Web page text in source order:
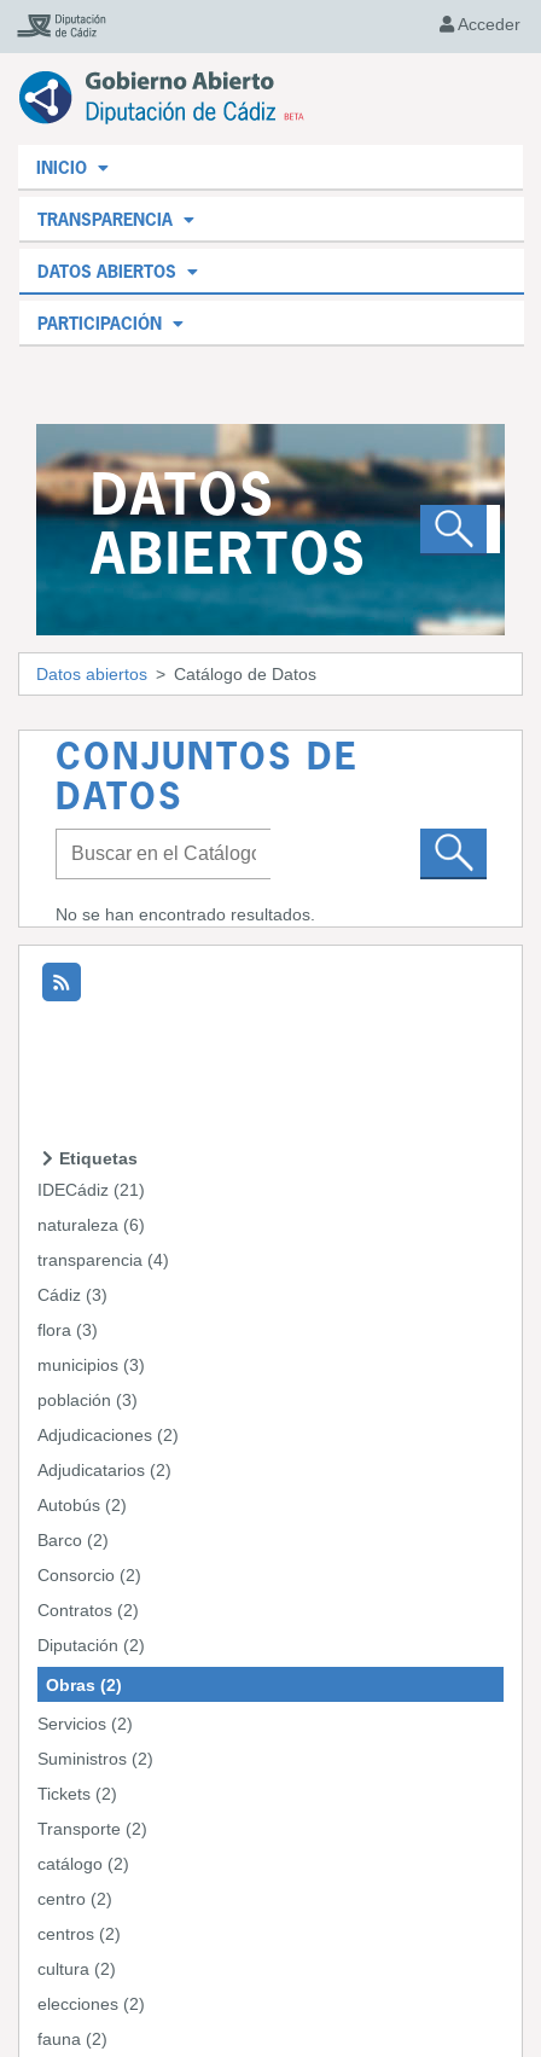
Acceder
INICIO
TRANSPARENCIA
DATOS ABIERTOS
PARTICIPACIÓN
DATOS
ABIERTOS
Datos abiertos Catálogo de Datos
CONJUNTOS DE
DATOS
No se han encontrado resultados.
Etiquetas
IDECádiz (21)
naturaleza (6)
transparencia (4)
Cádiz (3)
flora (3)
municipios (3)
población (3)
Adjudicaciones (2)
Adjudicatarios (2)
Autobús (2)
Barco (2)
Consorcio (2)
Contratos (2)
Diputación (2)
Obras (2)
Servicios (2)
Suministros (2)
Tickets (2)
Transporte (2)
catálogo (2)
centro (2)
centros (2)
cultura (2)
elecciones (2)
fauna (2)